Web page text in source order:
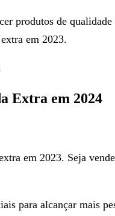
produtos de
em 2023.
Extra em 2024
em 2023. Seja
para alcançar mais